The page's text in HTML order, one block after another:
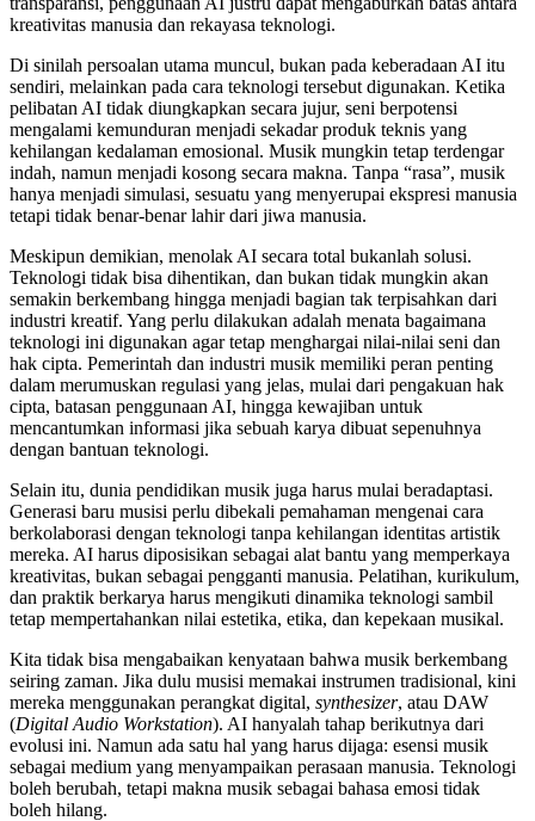
kreativitas manusia dan rekayasa teknologi.
Di sinilah persoalan utama muncul, bukan pada keberadaan AI itu
sendiri, melainkan pada cara teknologi tersebut digunakan. Ketika
pelibatan AI tidak diungkapkan secara jujur, seni berpotensi
mengalami kemunduran menjadi sekadar produk teknis yang
kehilangan kedalaman emosional. Musik mungkin tetap terdengar
indah, namun menjadi kosong secara makna. Tanpa “rasa”, musik
hanya menjadi simulasi, sesuatu yang menyerupai ekspresi manusia
tetapi tidak benar-benar lahir dari jiwa manusia.
Meskipun demikian, menolak AI secara total bukanlah solusi.
Teknologi tidak bisa dihentikan, dan bukan tidak mungkin akan
semakin berkembang hingga menjadi bagian tak terpisahkan dari
industri kreatif. Yang perlu dilakukan adalah menata bagaimana
teknologi ini digunakan agar tetap menghargai nilai-nilai seni dan
hak cipta. Pemerintah dan industri musik memiliki peran penting
dalam merumuskan regulasi yang jelas, mulai dari pengakuan hak
cipta, batasan penggunaan AI, hingga kewajiban untuk
mencantumkan informasi jika sebuah karya dibuat sepenuhnya
dengan bantuan teknologi.
Selain itu, dunia pendidikan musik juga harus mulai beradaptasi.
Generasi baru musisi perlu dibekali pemahaman mengenai cara
berkolaborasi dengan teknologi tanpa kehilangan identitas artistik
mereka. AI harus diposisikan sebagai alat bantu yang memperkaya
kreativitas, bukan sebagai pengganti manusia. Pelatihan, kurikulum,
dan praktik berkarya harus mengikuti dinamika teknologi sambil
tetap mempertahankan nilai estetika, etika, dan kepekaan musikal.
Kita tidak bisa mengabaikan kenyataan bahwa musik berkembang
seiring zaman. Jika dulu musisi memakai instrumen tradisional, kini
mereka menggunakan perangkat digital, synthesizer, atau DAW
(Digital Audio Workstation). AI hanyalah tahap berikutnya dari
evolusi ini. Namun ada satu hal yang harus dijaga: esensi musik
sebagai medium yang menyampaikan perasaan manusia. Teknologi
boleh berubah, tetapi makna musik sebagai bahasa emosi tidak
boleh hilang.